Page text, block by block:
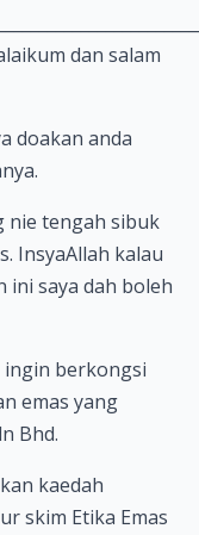
dan salam
doakan anda
nie tengah sibuk
InsyaAllah kalau
saya dah boleh
ingin berkongsi
emas yang
Bhd.
kaedah
skim Etika Emas